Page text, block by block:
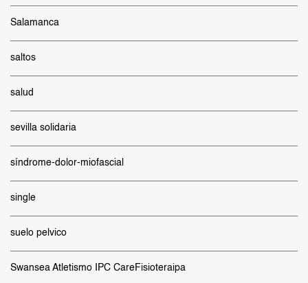
Salamanca
saltos
salud
sevilla solidaria
síndrome-dolor-miofascial
single
suelo pelvico
Swansea Atletismo IPC CareFisioteraipa